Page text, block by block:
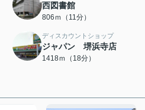
西図書館
806ｍ（11分）
ディスカウントショップ
ジャパン 堺浜寺店
1418ｍ（18分）